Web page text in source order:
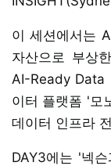
이 세션에서는
자산으로 부상
AI-Ready Data
이터 플랫폼 '모
데이터 인프라
DAY3에는 '넥